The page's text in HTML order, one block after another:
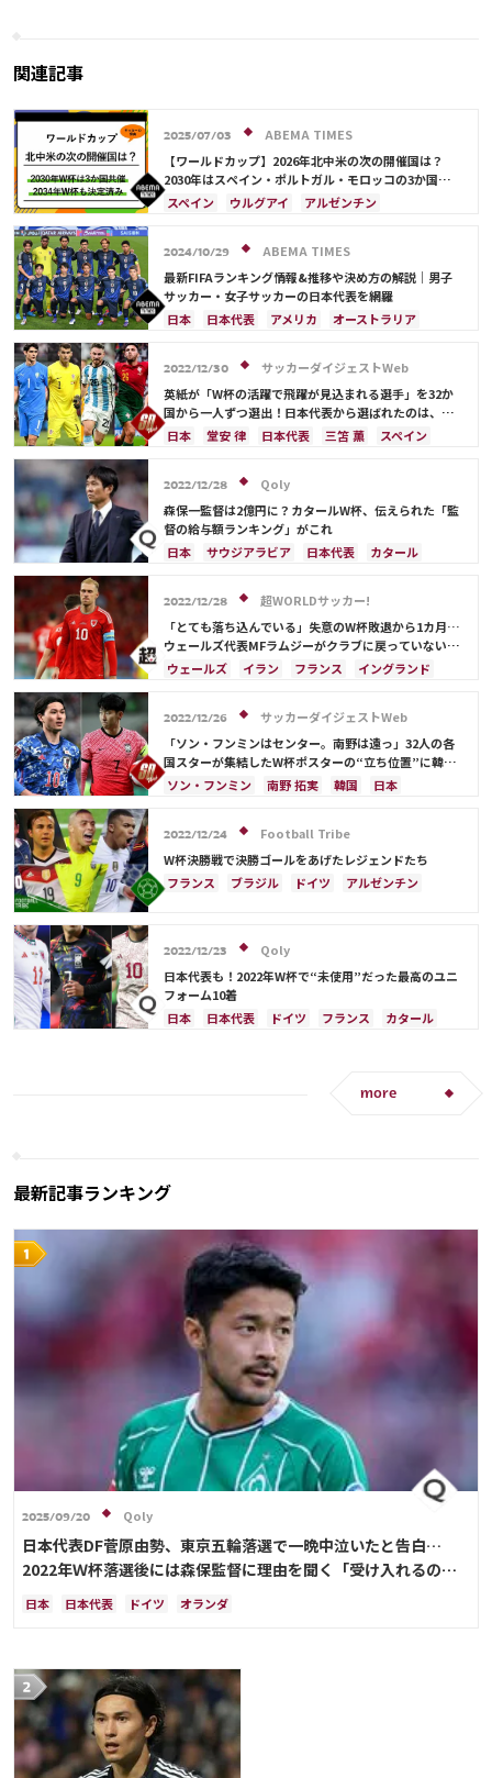
関連記事
2025/07/03
ABEMA TIMES
【ワールドカップ】2026年北中米の次の開催国は？
2030年はスペイン・ポルトガル・モロッコの3か国共
催！ ウルグアイ・アルゼンチン・パラグアイでも限定
スペイン ウルグアイ
アルゼンチン
サウジアラビア
メキシコ アメリカ
イングランド
日本 カナダ 韓国
セルビア
スイス
オーストラリア カタール ウェールズ
2024/10/29
ABEMA TIMES
最新FIFAランキング情報&推移や決め方の解説｜男子
サッカー・女子サッカーの日本代表を網羅
日本
日本代表 アメリカ
オーストラリア
カタール
イラン 韓国 ドイツ
スペイン
フランス
ベルギー スイス
イングランド
オランダ
ポルトガル デンマーク
セルビア
クロアチア
ポーランド
エクアドル
セネガル
カメルーン
コスタリカ
2022/12/30
サッカーダイジェストWeb
英紙が「W杯の活躍で飛躍が見込まれる選手」を32か
国から一人ずつ選出！日本代表から選ばれたのは、堂
安や三笘ではなく…
日本 堂安 律 日本代表 三笘 薫
スペイン
サウジアラビア
デンマーク
フランス
ベルギー スイス
イングランド
オランダ
ポーランド ポルトガル
アルゼンチン
エクアドル ウルグアイ
カナダ
モロッコ
韓国 アメリカ
ウェールズ
オーストラリア
コスタリカ
ケイラー・ナバス
サルダル・アズムン
2022/12/28
Qoly
森保一監督は2億円に？カタールW杯、伝えられた「監
督の給与額ランキング」がこれ
日本
サウジアラビア 日本代表
カタール
スペイン
フランス ベルギー
クロアチア
スイス
イングランド オランダ
ポーランド
ポルトガル
ブラジル
アルゼンチン
エクアドル
ウルグアイ カナダ
メキシコ
アメリカ
ウェールズ
オーストラリア
コスタリカ
2022/12/28
超WORLDサッカー!
「とても落ち込んでいる」失意のW杯敗退から1カ月…
ウェールズ代表MFラムジーがクラブに戻っていないと
指揮官が明かす
ウェールズ イラン フランス
イングランド
2022/12/26
サッカーダイジェストWeb
「ソン・フンミンはセンター。南野は遠っ」32人の各
国スターが集結したW杯ポスターの“立ち位置”に韓国
注目！「日本はよく見えない」【2022総集編】
ソン・フンミン 南野 拓実 韓国
日本
フランス
ベルギー イングランド
ポルトガル
プレーオフ
ブラジル
アルゼンチン
ウェールズ
ガレス・ベイル
2022/12/24
Football Tribe
W杯決勝戦で決勝ゴールをあげたレジェンドたち
フランス
ブラジル ドイツ
アルゼンチン
サウジアラビア
クロアチア
ウェールズ
日本代表 ケイラー・ナバス
2022/12/23
Qoly
日本代表も！2022年W杯で“未使用”だった最高のユニ
フォーム10着
日本
日本代表 ドイツ フランス
カタール
ラファエル・バラン
more
最新記事ランキング
2025/09/20 Qoly
日本代表DF菅原由勢、東京五輪落選で一晩中泣いたと告白…
2022年Ｗ杯落選後には森保監督に理由を聞く「受け入れるのは
難しかった」
日本 日本代表 ドイツ オランダ